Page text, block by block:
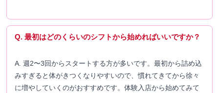
Q. 最初はどのくらいのシフトから始めればいいですか？
A. 週2〜3回からスタートする方が多いです。最初から詰め込
みすぎると体がきつくなりやすいので、慣れてきてから徐々
に増やしていくのがおすすめです。体験入店から始めてみて